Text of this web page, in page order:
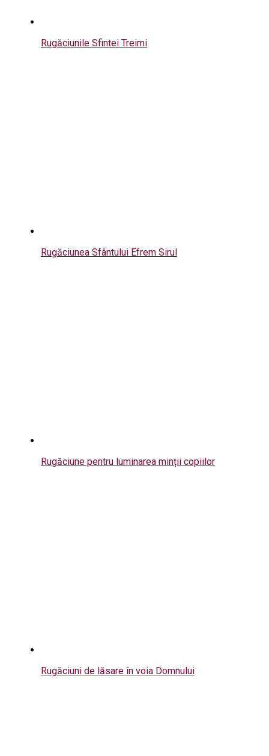
Rugăciunile Sfintei Treimi
Rugăciunea Sfântului Efrem Sirul
Rugăciune pentru luminarea minții copiilor
Rugăciuni de lăsare în voia Domnului